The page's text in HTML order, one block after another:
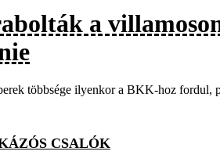
a
többsége ilyenkor a BKK-hoz fordul,
CSALÓK